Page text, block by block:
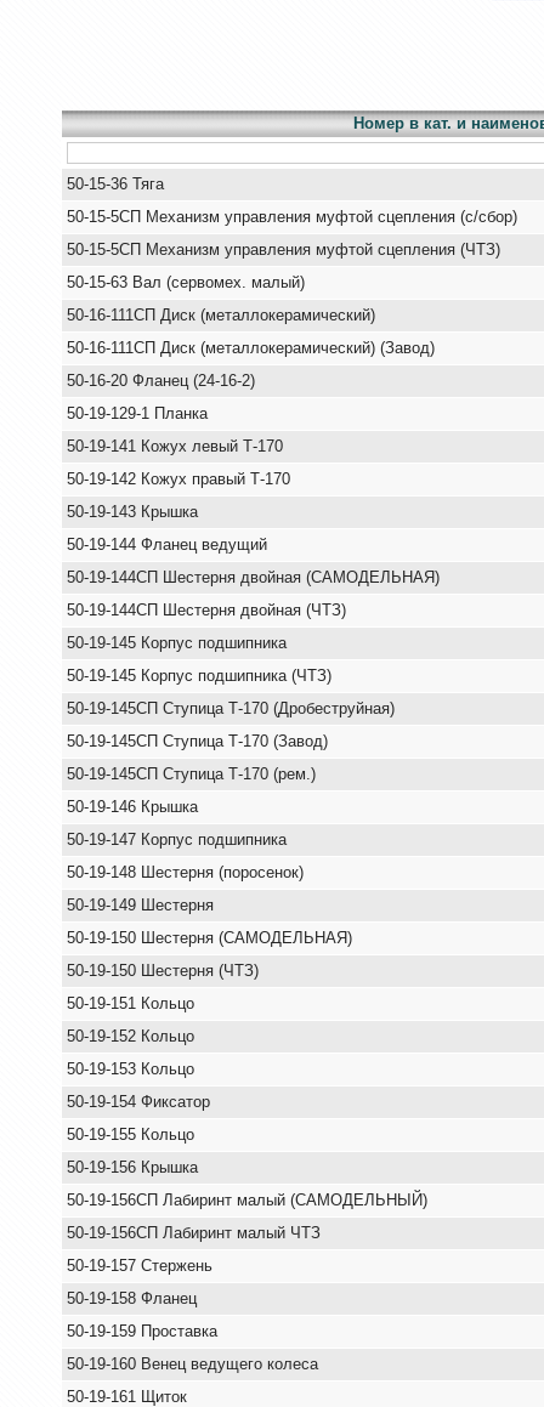
Номер в кат. и
50-15-36 Тяга
50-15-5СП Механизм управления муфтой сцепления (с/сбор)
50-15-5СП Механизм управления муфтой сцепления (ЧТЗ)
50-15-63 Вал (сервомех. малый)
50-16-111СП Диск (металлокерамический)
50-16-111СП Диск (металлокерамический) (Завод)
50-16-20 Фланец (24-16-2)
50-19-129-1 Планка
50-19-141 Кожух левый Т-170
50-19-142 Кожух правый Т-170
50-19-143 Крышка
50-19-144 Фланец ведущий
50-19-144СП Шестерня двойная (САМОДЕЛЬНАЯ)
50-19-144СП Шестерня двойная (ЧТЗ)
50-19-145 Корпус подшипника
50-19-145 Корпус подшипника (ЧТЗ)
50-19-145СП Ступица Т-170 (Дробеструйная)
50-19-145СП Ступица Т-170 (Завод)
50-19-145СП Ступица Т-170 (рем.)
50-19-146 Крышка
50-19-147 Корпус подшипника
50-19-148 Шестерня (поросенок)
50-19-149 Шестерня
50-19-150 Шестерня (САМОДЕЛЬНАЯ)
50-19-150 Шестерня (ЧТЗ)
50-19-151 Кольцо
50-19-152 Кольцо
50-19-153 Кольцо
50-19-154 Фиксатор
50-19-155 Кольцо
50-19-156 Крышка
50-19-156СП Лабиринт малый (САМОДЕЛЬНЫЙ)
50-19-156СП Лабиринт малый ЧТЗ
50-19-157 Стержень
50-19-158 Фланец
50-19-159 Проставка
50-19-160 Венец ведущего колеса
50-19-161 Щиток